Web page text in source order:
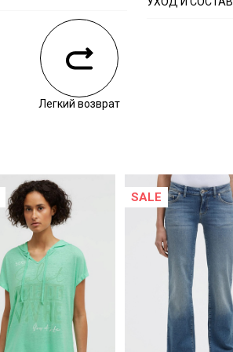
Легкий возврат
SALE